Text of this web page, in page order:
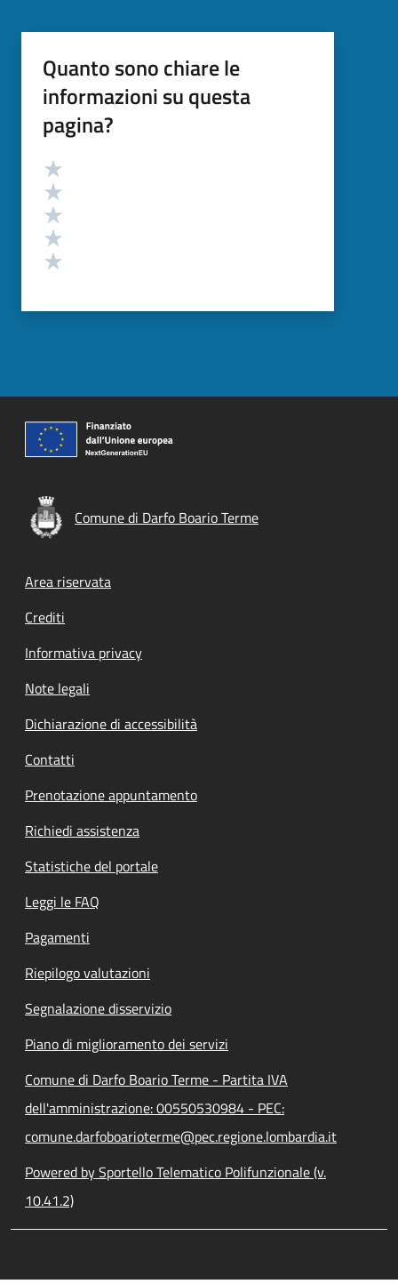
Quanto sono chiare le
informazioni su questa
pagina?
Valutazione
Comune di Darfo Boario Terme
Footer menu
Area riservata
Crediti
Informativa privacy
Note legali
Dichiarazione di accessibilità
Contatti
Prenotazione appuntamento
Richiedi assistenza
Statistiche del portale
Leggi le FAQ
Pagamenti
Riepilogo valutazioni
Segnalazione disservizio
Piano di miglioramento dei servizi
Comune di Darfo Boario Terme - Partita IVA
dell'amministrazione: 00550530984 - PEC:
comune.darfoboarioterme@pec.regione.lombardia.it
Powered by Sportello Telematico Polifunzionale (v.
10.41.2)